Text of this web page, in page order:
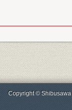
Copyright ©